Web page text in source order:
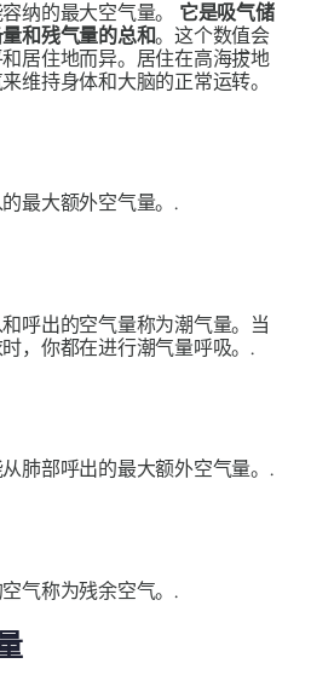
纳的最大空气量。
它是吸气储
和残气量的总和。这个数值会
居住地而异。居住在高海拔地
维持身体和大脑的正常运转。
最大额外空气量。.
呼出的空气量称为潮气量。当
，你都在进行潮气量呼吸。.
肺部呼出的最大额外空气量。.
气称为残余空气。.